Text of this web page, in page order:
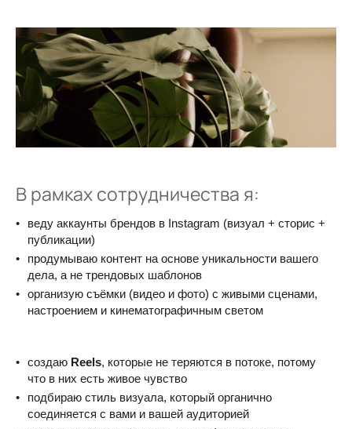
В рамках сотрудничества я:
веду аккаунты брендов в Instagram (визуал + сторис +
публикации)
продумываю контент на основе уникальности вашего
дела, а не трендовых шаблонов
организую съёмки (видео и фото) с живыми сценами,
настроением и кинематографичным светом
создаю Reels, которые не теряются в потоке, потому
что в них есть живое чувство
подбираю стиль визуала, который органично
соединяется с вами и вашей аудиторией